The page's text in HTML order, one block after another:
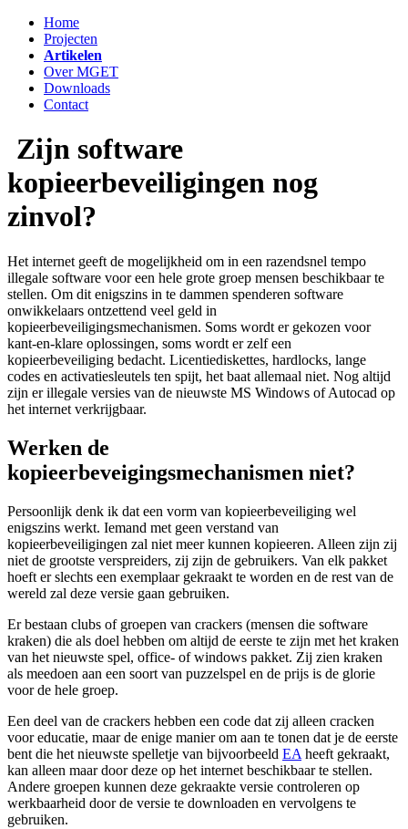
Home
Projecten
Artikelen
Over MGET
Downloads
Contact
Zijn software
kopieerbeveiligingen nog
zinvol?
Het internet geeft de mogelijkheid om in een razendsnel tempo
illegale software voor een hele grote groep mensen beschikbaar te
stellen. Om dit enigszins in te dammen spenderen software
onwikkelaars ontzettend veel geld in
kopieerbeveiligingsmechanismen. Soms wordt er gekozen voor
kant-en-klare oplossingen, soms wordt er zelf een
kopieerbeveiliging bedacht. Licentiediskettes, hardlocks, lange
codes en activatiesleutels ten spijt, het baat allemaal niet. Nog altijd
zijn er illegale versies van de nieuwste MS Windows of Autocad op
het internet verkrijgbaar.
Werken de
kopieerbeveigingsmechanismen niet?
Persoonlijk denk ik dat een vorm van kopieerbeveiliging wel
enigszins werkt. Iemand met geen verstand van
kopieerbeveiligingen zal niet meer kunnen kopieeren. Alleen zijn zij
niet de grootste verspreiders, zij zijn de gebruikers. Van elk pakket
hoeft er slechts een exemplaar gekraakt te worden en de rest van de
wereld zal deze versie gaan gebruiken.
Er bestaan clubs of groepen van crackers (mensen die software
kraken) die als doel hebben om altijd de eerste te zijn met het kraken
van het nieuwste spel, office- of windows pakket. Zij zien kraken
als meedoen aan een soort van puzzelspel en de prijs is de glorie
voor de hele groep.
Een deel van de crackers hebben een code dat zij alleen cracken
voor educatie, maar de enige manier om aan te tonen dat je de eerste
bent die het nieuwste spelletje van bijvoorbeeld EA heeft gekraakt,
kan alleen maar door deze op het internet beschikbaar te stellen.
Andere groepen kunnen deze gekraakte versie controleren op
werkbaarheid door de versie te downloaden en vervolgens te
gebruiken.